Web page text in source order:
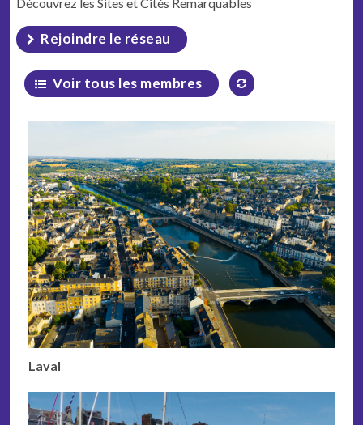
Rejoindre le réseau
Voir tous les membres
Laval